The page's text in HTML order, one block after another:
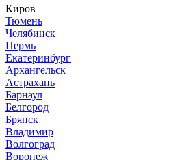
Киров
Тюмень
Челябинск
Пермь
Екатеринбург
Архангельск
Астрахань
Барнаул
Белгород
Брянск
Владимир
Волгоград
Воронеж